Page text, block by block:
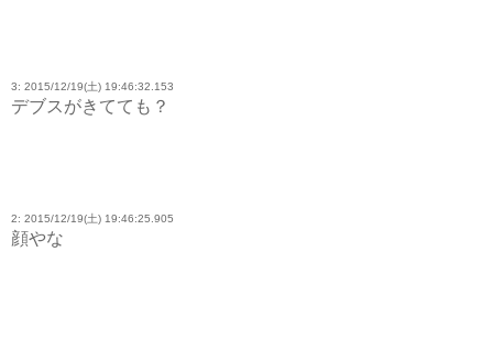
3: 2015/12/19(土) 19:46:32.153
デブスがきてても？
2: 2015/12/19(土) 19:46:25.905
顔やな